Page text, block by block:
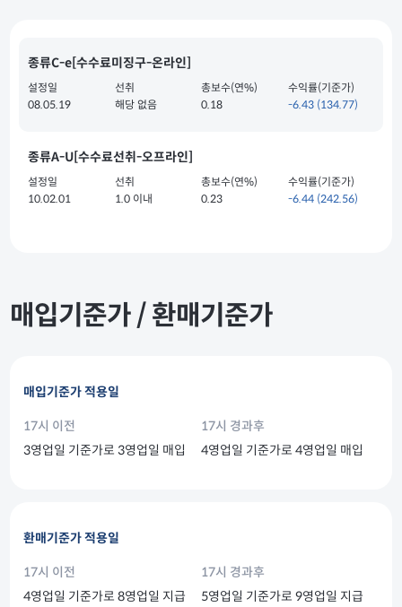
종류C-e[수수료미징구-온라인]
설정일
08.05.19
선취
해당 없음
총보수(연%)
0.18
수익률(기준가)
-6.43 (134.77)
종류A-U[수수료선취-오프라인]
설정일
10.02.01
선취
1.0 이내
총보수(연%)
0.23
수익률(기준가)
-6.44 (242.56)
매입기준가 / 환매기준가
매입기준가 적용일
17시 이전
3영업일 기준가로 3영업일 매입
17시 경과후
4영업일 기준가로 4영업일 매입
환매기준가 적용일
17시 이전
4영업일 기준가로 8영업일 지급
17시 경과후
5영업일 기준가로 9영업일 지급